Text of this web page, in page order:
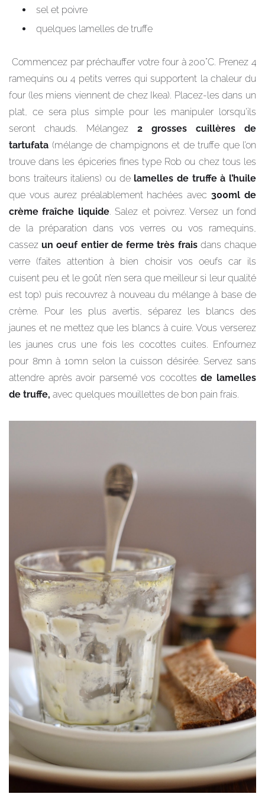
sel et poivre
quelques lamelles de truffe
Commencez par préchauffer votre four à 200°C. Prenez 4
ramequins ou 4 petits verres qui supportent la chaleur du
four (les miens viennent de chez Ikea). Placez-les dans un
plat, ce sera plus simple pour les manipuler lorsqu’ils
seront chauds. Mélangez 2 grosses cuillères de
tartufata (mélange de champignons et de truffe que l’on
trouve dans les épiceries fines type Rob ou chez tous les
bons traiteurs italiens) ou de lamelles de truffe à l’huile
que vous aurez préalablement hachées avec300ml de
crème fraîche liquide. Salez et poivrez. Versez un fond
de la préparation dans vos verres ou vos ramequins,
cassezun oeuf entier de ferme très frais dans chaque
verre (faites attention à bien choisir vos oeufs car ils
cuisent peu et le goût n’en sera que meilleur si leur qualité
est top) puis recouvrez à nouveau du mélange à base de
crème. Pour les plus avertis, séparez les blancs des
jaunes et ne mettez que les blancs à cuire. Vous verserez
les jaunes crus une fois les cocottes cuites. Enfournez
pour 8mn à 10mn selon la cuisson désirée. Servez sans
attendre après avoir parsemé vos cocottesde lamelles
de truffe, avec quelques mouillettes de bon pain frais.